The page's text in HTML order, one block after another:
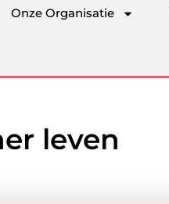
Onze Organisatie
leven